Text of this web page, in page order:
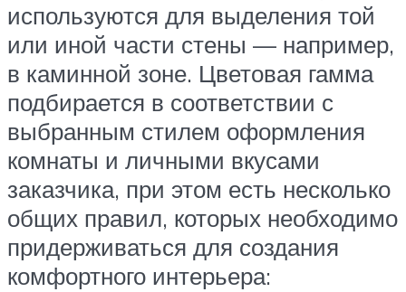
используются для выделения той
или иной части стены — например,
в каминной зоне. Цветовая гамма
подбирается в соответствии с
выбранным стилем оформления
комнаты и личными вкусами
заказчика, при этом есть несколько
общих правил, которых необходимо
придерживаться для создания
комфортного интерьера: